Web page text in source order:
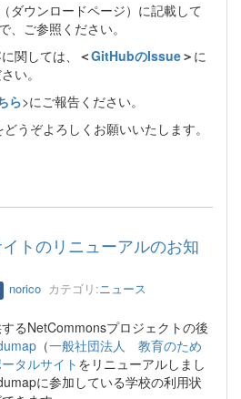
ダウンロードページ）に記載して
、ご参照ください。
関しては、
＜GitHubのIssue＞ に
い。
ら>にご報告ください。
うぞよろしくお願いいたします。
トのリニューアルのお知
norico カテゴリ:ニュース
るNetCommonsプロジェクトの後
（一般社団法人 教育のため
タルサイト をリニューアルしまし
に参加している学校の利用状